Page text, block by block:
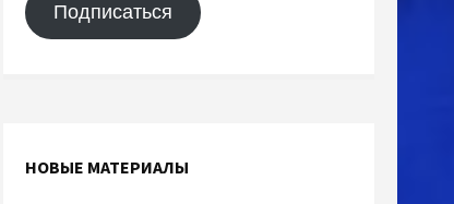
Подписаться
НОВЫЕ МАТЕРИАЛЫ